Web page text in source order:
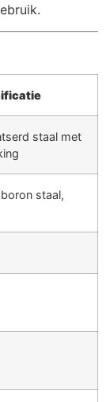
staal met
staal,